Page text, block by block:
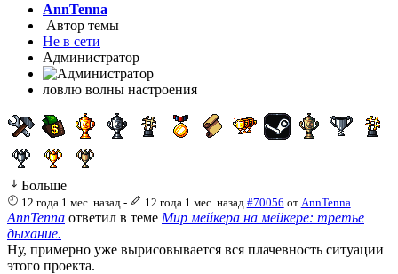
AnnTenna
Автор темы
Не в сети
Администратор
ловлю волны настроения
Больше
12 года 1 мес. назад - 12 года 1 мес. назад #70056 от AnnTenna
AnnTenna ответил в теме Мир мейкера на мейкере: третье
дыхание.
Ну, примерно уже вырисовывается вся плачевность ситуации
этого проекта.